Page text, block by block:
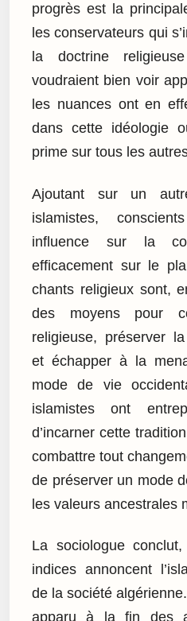
progrès est la
les conservateurs qui
la doctrine
voudraient bien voir
les nuances ont en
dans cette idéologie
prime sur tous les
Ajoutant sur un
islamistes,
influence sur la
efficacement sur le
chants religieux sont,
des moyens pour
religieuse, préserver
et échapper à la
mode de vie
islamistes ont
d’incarner cette
combattre tout
de préserver un mode
les valeurs ancestrales
La sociologue
indices annoncent
de la société
apparu à la fin des